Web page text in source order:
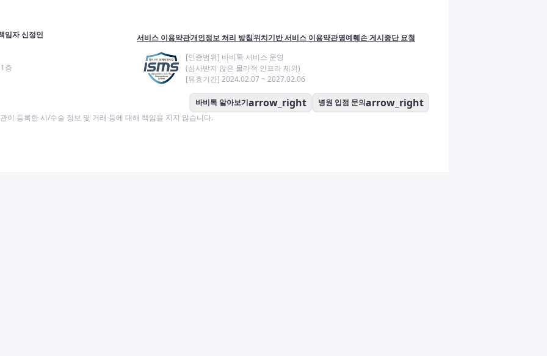
임자 신정인
층
서비스 이용약관개인정보 처리 방침위치기반 서비스 이용약관명예훼손 게시중단 요청
[인증범위] 바비톡 서비스 운영
(심사받지 않은 물리적 인프라 제외)
[유효기간] 2024.02.07 ~ 2027.02.06
바비톡 알아보기arrow_right 병원 입점 문의arrow_right
이 등록한 시/수술 정보 및 거래 등에 대해 책임을 지지 않습니다.